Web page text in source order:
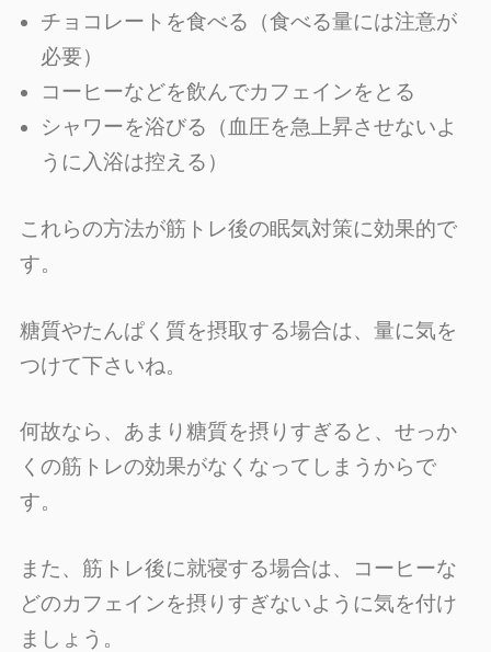
チョコレートを食べる（食べる量には注意が
必要）
コーヒーなどを飲んでカフェインをとる
シャワーを浴びる（血圧を急上昇させないよ
うに入浴は控える）
これらの方法が筋トレ後の眠気対策に効果的で
す。
糖質やたんぱく質を摂取する場合は、量に気を
つけて下さいね。
何故なら、あまり糖質を摂りすぎると、せっか
くの筋トレの効果がなくなってしまうからで
す。
また、筋トレ後に就寝する場合は、コーヒーな
どのカフェインを摂りすぎないように気を付け
ましょう。